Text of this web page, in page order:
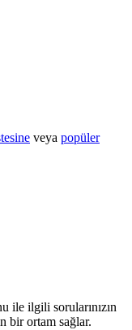
veya popüler
ile ilgili sorularınızın
bir ortam sağlar.